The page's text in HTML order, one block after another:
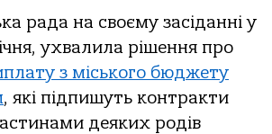
рада на своєму засіданні у
ухвалила рішення про
з міського бюджету
, які підпишуть контракти
деяких родів